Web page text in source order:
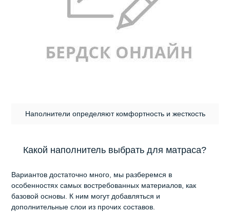
Наполнители определяют комфортность и жесткость
Какой наполнитель выбрать для матраса?
Вариантов достаточно много, мы разберемся в
особенностях самых востребованных материалов, как
базовой основы. К ним могут добавляться и
дополнительные слои из прочих составов.